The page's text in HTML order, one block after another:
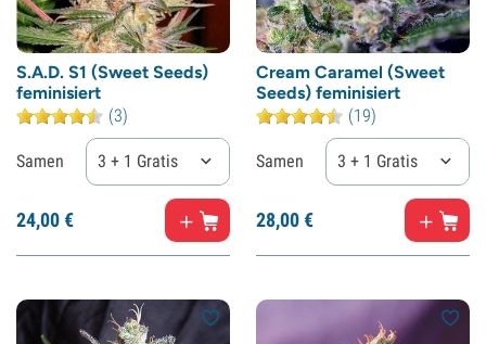
S.A.D. S1 (Sweet Seeds)
feminisiert
(3)
Samen 3 + 1 Gratis
24,00€
Cream Caramel (Sweet
Seeds) feminisiert
(19)
Samen 3 + 1 Gratis
28,00€